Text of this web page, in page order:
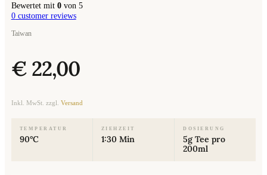
Bewertet mit 0von 5
0customer reviews
Taiwan
€22,00
Inkl. MwSt. zzgl. Versand
TEMPERATUR
90°C
ZIEHZEIT
1:30 Min
DOSIERUNG
5g Tee pro
200ml